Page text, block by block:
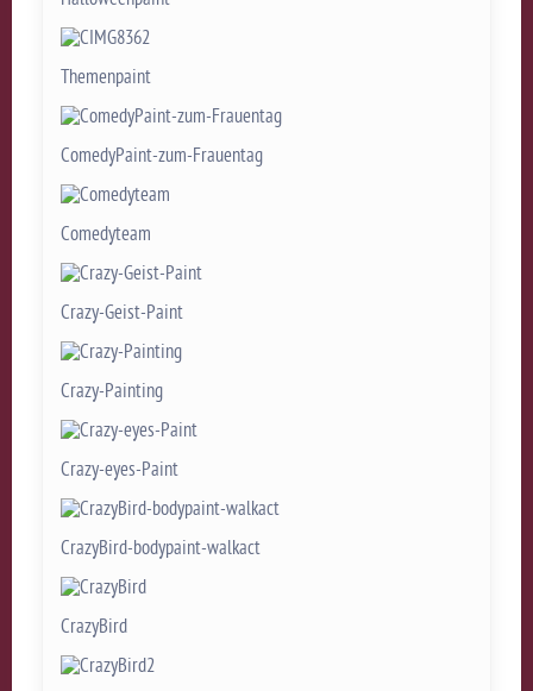
Themenpaint
ComedyPaint-zum-Frauentag
Comedyteam
Crazy-Geist-Paint
Crazy-Painting
Crazy-eyes-Paint
CrazyBird-bodypaint-walkact
CrazyBird